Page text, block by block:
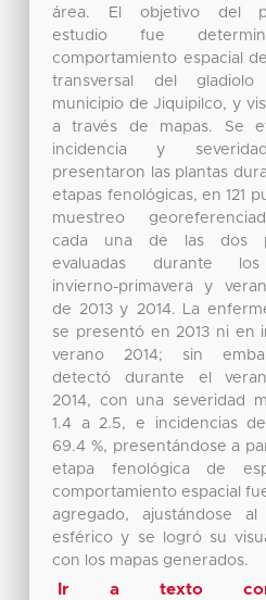
área. El objetivo del
estudio fue
comportamiento espacial
transversal del
municipio de Jiquipilco, y
a través de mapas. Se
incidencia y
presentaron las plantas
etapas fenológicas, en 121
muestreo
cada una de las dos
evaluadas durante
invierno-primavera y
de 2013 y 2014. La
se presentó en 2013 ni en
verano 2014; sin
detectó durante el
2014, con una severidad
1.4 a 2.5, e incidencias
69.4 %, presentándose a
etapa fenológica de
comportamiento espacial
agregado, ajustándose al
esférico y se logró su
con los mapas generados.
Ir a texto